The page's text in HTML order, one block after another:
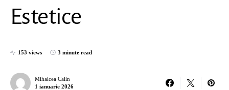
Estetice
153 views 3 minute read
Mihalcea Calin
1 ianuarie 2026